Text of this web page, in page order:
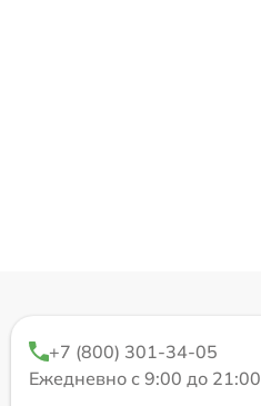
+7 (800) 301-34-05
Ежедневно с 9:00 до 21:00